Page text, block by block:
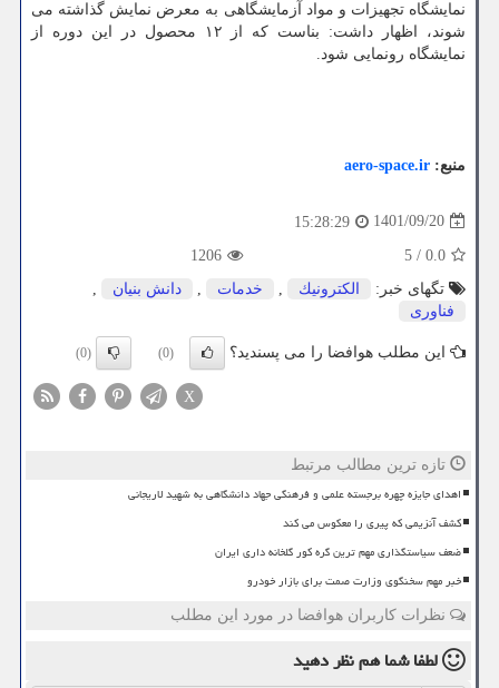
نمایشگاه تجهیزات و مواد آزمایشگاهی به معرض نمایش گذاشته می
شوند، اظهار داشت: بناست که از ۱۲ محصول در این دوره از
نمایشگاه رونمایی شود.
منبع: aero-space.ir
1401/09/20
15:28:29
0.0
/
5
1206
تگهای خبر:
الكترونیك , خدمات , دانش بنیان
,
فناوری
این مطلب هوافضا را می پسندید؟ (0)
(0)
X
تازه ترین مطالب مرتبط
اهدای جایزه چهره برجسته علمی و فرهنگی جهاد دانشگاهی به شهید لاریجانی
کشف آنزیمی که پیری را معکوس می کند
ضعف سیاستگذاری مهم ترین گره کور گلخانه داری ایران
خبر مهم سخنگوی وزارت صمت برای بازار خودرو
نظرات کاربران هوافضا در مورد این مطلب
لطفا شما همنظر دهید